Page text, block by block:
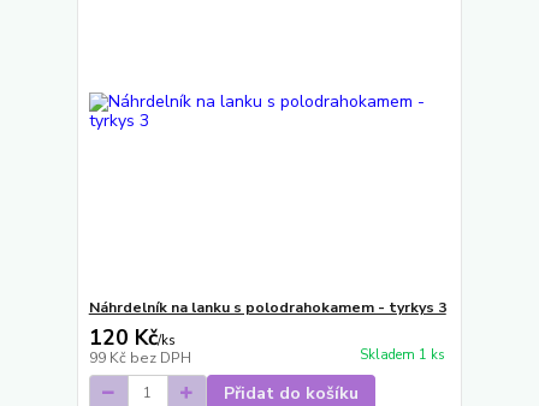
Náhrdelník na lanku s polodrahokamem - tyrkys 3
120 Kč/ks
99 Kč bez DPH Skladem 1 ks
Přidat do košíku